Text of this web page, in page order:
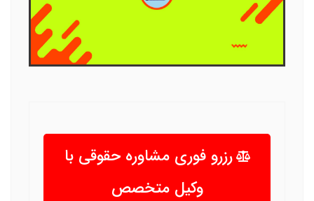
رزرو فوری مشاوره حقوقی با
وکیل متخصص